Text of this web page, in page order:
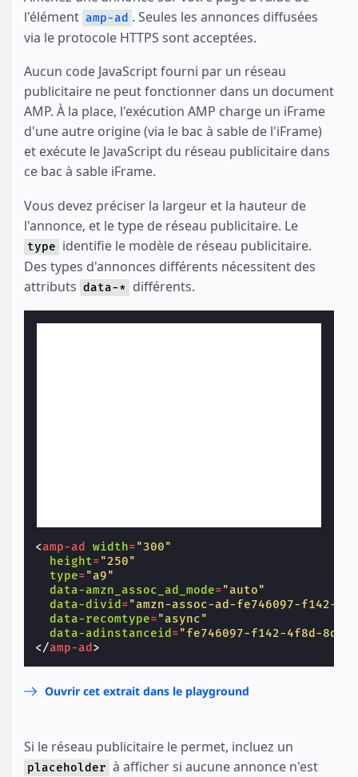
l'élément amp-ad . Seules les annonces diffusées
via le protocole HTTPS sont acceptées.
Aucun code JavaScript fourni par un réseau
publicitaire ne peut fonctionner dans un document
AMP. À la place, l'exécution AMP charge un iFrame
d'une autre origine (via le bac à sable de l'iFrame)
et exécute le JavaScript du réseau publicitaire dans
ce bac à sable iFrame.
Vous devez préciser la largeur et la hauteur de
l'annonce, et le type de réseau publicitaire. Le
type identifie le modèle de réseau publicitaire.
Des types d'annonces différents nécessitent des
attributs data-* différents.
<amp-ad width="300"
height="250"
type="a9"
data-amzn_assoc_ad_mode="auto"
data-divid ="amzn-assoc-ad-fe746097-f142-
data-recomtype="async"
data-adinstanceid ="fe746097-f142-4f8d-8dfb-
</amp-ad >
Ouvrir cet extrait dans le playground
Si le réseau publicitaire le permet, incluez un
placeholder à afficher si aucune annonce n'est